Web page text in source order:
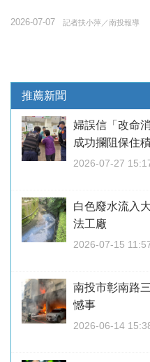
記者扶小萍／南投報導
2026-07-07
推薦新聞
婦誤信「改命
成功攔阻保住
2026-07-27
白色廢水流入
法工廠
2026-07-15
南投市彰南路
憾事
2026-06-14